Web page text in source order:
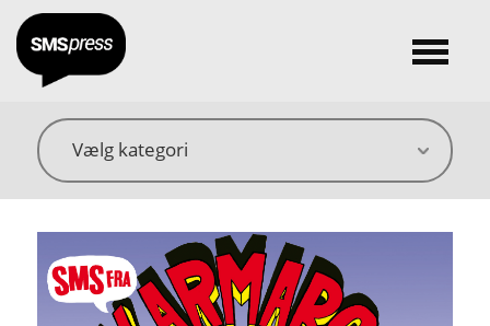
Vælg kategori
Vælg forfatter